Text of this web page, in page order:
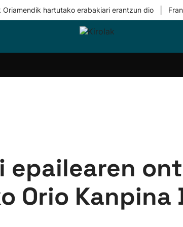
Oriamendik hartutako erabakiari erantzun dio
Taldeak
epailearen
Orio Kanpina